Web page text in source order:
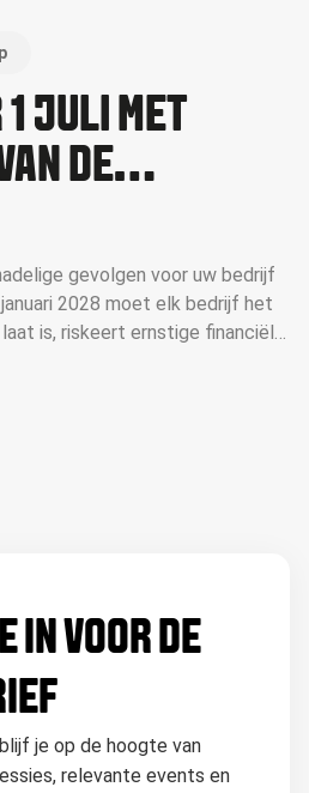
1 JULI MET
DE
gevolgen voor uw bedrijf
2028 moet elk bedrijf het
is, riskeert ernstige financiële
IN VOOR DE
je op de hoogte van
relevante events en